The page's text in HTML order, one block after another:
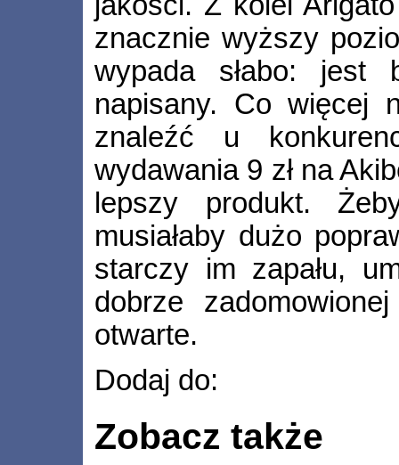
znacznie wyższy
wypada słabo: jest
napisany. Co więcej
znaleźć u
wydawania 9 zł na
lepszy produkt.
musiałaby dużo
starczy im zapału,
dobrze
otwarte.
Dodaj do:
Zobacz także